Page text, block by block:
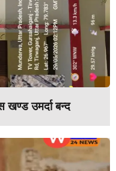
खण्ड उमर्दा बन्द